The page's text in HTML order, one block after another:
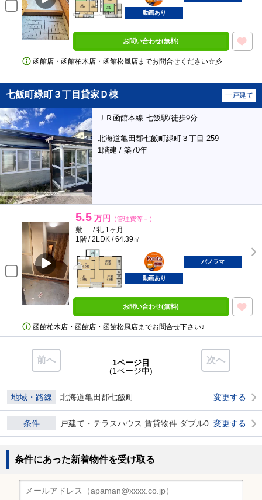
動画あり
お問い合わせ(無料)
函館店・函館柏木店・函館松風店までお問合せください☆彡
七飯町緑町３丁目貸家Ｄ棟 一戸建て
ＪＲ函館本線 七飯駅/徒歩9分
北海道亀田郡七飯町緑町３丁目 259
1階建 / 築70年
5.5 万円 （管理費等－）
敷 － / 礼 1ヶ月
1階 / 2LDK / 64.39㎡
ポンタ
部屋
パノラマ
動画あり
お問い合わせ(無料)
函館柏木店・函館店・函館松風店までお問合せ下さい♪
前へ 次へ
1ページ目
(1ページ中)
地域・路線 北海道亀田郡七飯町 変更する
条件 戸建て・テラスハウス 賃貸物件 ダブル0 変更する
条件にあった新着物件を受け取る